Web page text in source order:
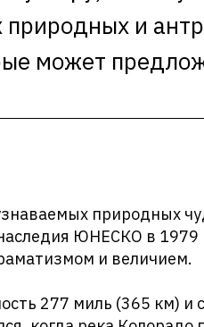
и
может
природных
ЮНЕСКО в 1979
и величием.
277 миль (365 км) и